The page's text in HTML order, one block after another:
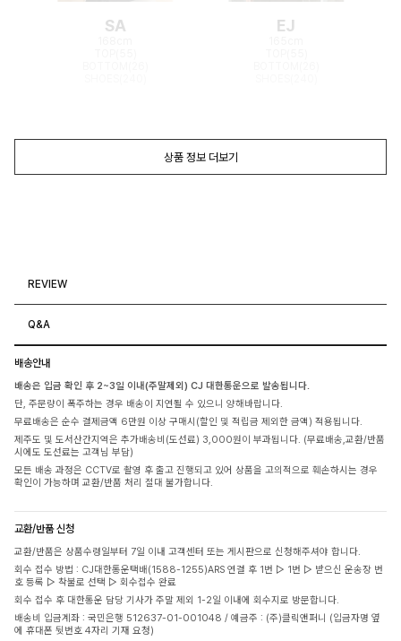
SA EJ
상품 정보 더보기
REVIEW
Q&A
배송안내
배송은 입금 확인 후 2~3일 이내(주말제외) CJ 대한통운으로 발송됩니다.
단, 주문량이 폭주하는 경우 배송이 지연될 수 있으니 양해바랍니다.
무료배송은 순수 결제금액 6만원 이상 구매시(할인 및 적립금 제외한 금액) 적용됩니다.
제주도 및 도서산간지역은 추가배송비(도선료) 3,000원이 부과됩니다. (무료배송,교환/반품
시에도 도선료는 고객님 부담)
모든 배송 과정은 CCTV로 촬영 후 출고 진행되고 있어 상품을 고의적으로 훼손하시는 경우
확인이 가능하며 교환/반품 처리 절대 불가합니다.
교환/반품 신청
교환/반품은 상품수령일부터 7일 이내 고객센터 또는 게시판으로 신청해주셔야 합니다.
회수 접수 방법 : CJ대한통운택배(1588-1255)ARS 연결 후 1번 ▷ 1번 ▷ 받으신 운송장 번
호 등록 ▷ 착불로 선택 ▷ 회수접수 완료
회수 접수 후 대한통운 담당 기사가 주말 제외 1-2일 이내에 회수지로 방문합니다.
배송비 입금계좌 : 국민은행 512637-01-001048 / 예금주 : (주)클릭앤퍼니 (입금자명 옆
에 휴대폰 뒷번호 4자리 기재 요청)